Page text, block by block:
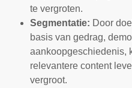
te vergroten.
Segmentatie: Door
basis van gedrag,
aankoopgeschiedenis,
relevantere content
vergroot.